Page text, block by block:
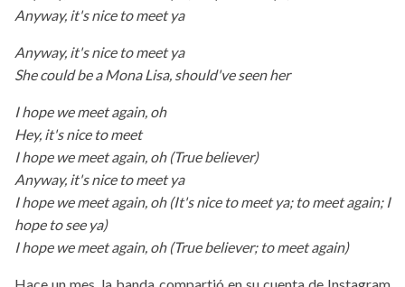
Anyway, it's nice to meet ya
Anyway, it's nice to meet ya
She could be a Mona Lisa, should've seen her
I hope we meet again, oh
Hey, it's nice to meet
I hope we meet again, oh (True believer)
Anyway, it's nice to meet ya
I hope we meet again, oh (It's nice to meet ya; to meet again; I
hope to see ya)
I hope we meet again, oh (True believer; to meet again)